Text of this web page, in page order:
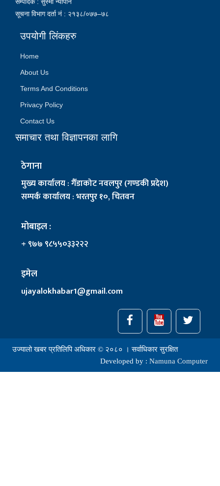
सम्पादक : सुस्मा न्यौपाने
सूचना विभाग दर्ता नं : २१३८/०७७–७८
उपयोगी लिंकहरु
Home
About Us
Terms And Conditions
Privacy Policy
Contact Us
समाचार तथा विज्ञापनका लागि
ठेगाना
मुख्य कार्यालय : गैँडाकोट नवलपुर (गण्डकी प्रदेश)
सम्पर्क कार्यालय : भरतपुर १०, चितवन
मोबाइल :
+ ९७७ ९८५५०३३२२२
इमेल
ujayalokhabar1@gmail.com
उज्यालो खबर प्रतिलिपि अधिकार © २०८० । सर्वाधिकार सुरक्षित
Developed by : Namuna Computer